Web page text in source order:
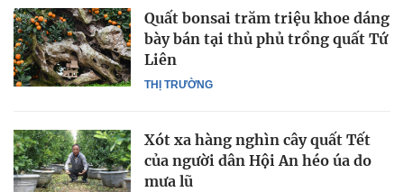
THỊ TRƯỜNG
Quất bonsai trăm triệu khoe dáng
bày bán tại thủ phủ trồng quất Tứ
Liên
Xót xa hàng nghìn cây quất Tết
của người dân Hội An héo úa do
mưa lũ